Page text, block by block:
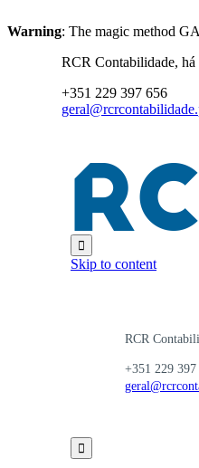
Warning: The magic method
RCR Contabilidade, há
+351 229 397 656

Skip to content
RCR
+351 229 397
